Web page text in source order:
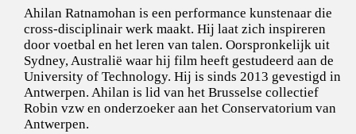
Ahilan Ratnamohan is een performance kunstenaar die
cross-disciplinair werk maakt. Hij laat zich inspireren
door voetbal en het leren van talen. Oorspronkelijk uit
Sydney, Australië waar hij film heeft gestudeerd aan de
University of Technology. Hij is sinds 2013 gevestigd in
Antwerpen. Ahilan is lid van het Brusselse collectief
Robin vzw en onderzoeker aan het Conservatorium van
Antwerpen.